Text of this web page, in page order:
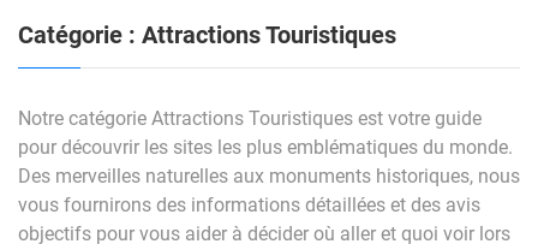
Catégorie : Attractions Touristiques
Notre catégorie Attractions Touristiques est votre guide
pour découvrir les sites les plus emblématiques du monde.
Des merveilles naturelles aux monuments historiques, nous
vous fournirons des informations détaillées et des avis
objectifs pour vous aider à décider où aller et quoi voir lors